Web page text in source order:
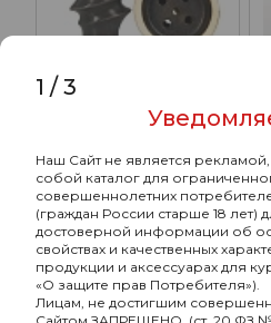
Чашка Tortuga Мона
глазурь графит
720₽
Подробнее
1 /3
Наш Сайт не является рекламой,
собой каталог для
совершеннолетних
(граждан России старше 18 лет)
достоверной информации об
свойствах и качественных
продукции и аксессуарах для
«О защите прав Потребителя»).
Лицам, не достигшим
Сайтом ЗАПРЕЩЕНО. (ст. 20 ФЗ